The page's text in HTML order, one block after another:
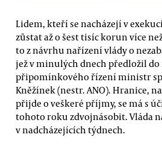
Lidem, kteří se nacházejí v
zůstat až o šest tisíc korun více
to z návrhu nařízení vlády o
jež v minulých dnech předložil
připomínkového řízení ministr
Kněžínek (nestr. ANO). Hranice,
přijde o veškeré příjmy, se má s
tohoto roku zdvojnásobit. Vláda
v nadcházejících týdnech.